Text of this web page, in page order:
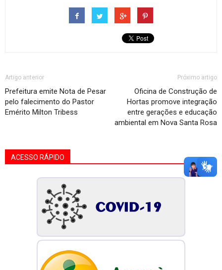
Artigo anterior
Prefeitura emite Nota de Pesar
pelo falecimento do Pastor
Emérito Milton Tribess
Próximo artigo
Oficina de Construção de
Hortas promove integração
entre gerações e educação
ambiental em Nova Santa Rosa
ACESSO RÁPIDO